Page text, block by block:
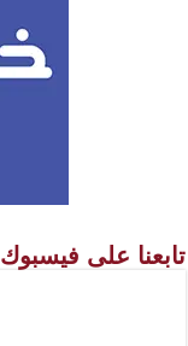
تابعنا على فيسبوك